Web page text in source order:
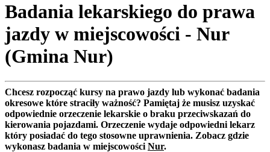
Badania lekarskiego do prawa
jazdy w miejscowości - Nur
(Gmina Nur)
Chcesz rozpocząć kursy na prawo jazdy lub wykonać badania
okresowe które straciły ważność? Pamiętaj że musisz uzyskać
odpowiednie orzeczenie lekarskie o braku przeciwskazań do
kierowania pojazdami. Orzeczenie wydaje odpowiedni lekarz
który posiadać do tego stosowne uprawnienia. Zobacz gdzie
wykonasz badania w miejscowości Nur.